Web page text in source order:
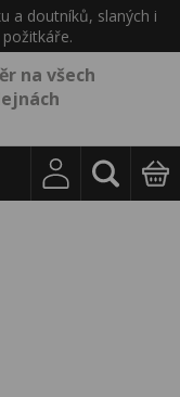
a doutníků, slaných i
na všech